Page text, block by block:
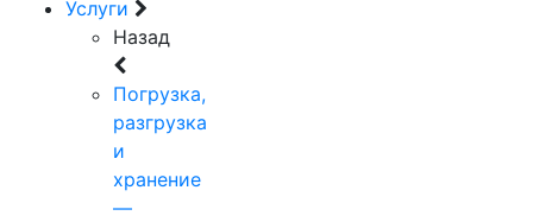
Услуги
Назад
Погрузка,
разгрузка
и
хранение
—